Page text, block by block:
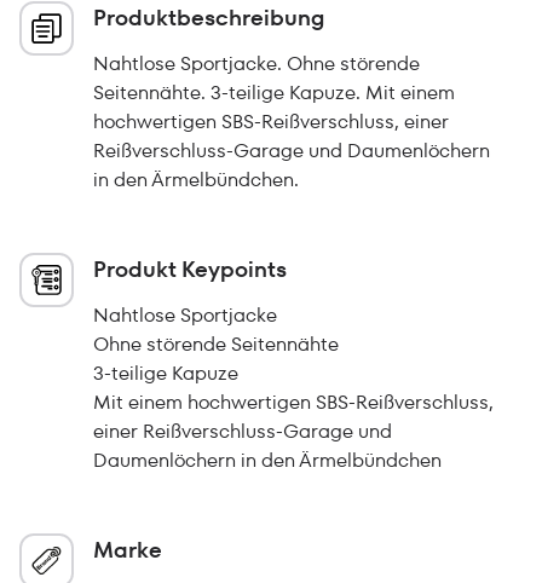
Produktbeschreibung
Nahtlose Sportjacke. Ohne störende
Seitennähte. 3-teilige Kapuze. Mit einem
hochwertigen SBS-Reißverschluss, einer
Reißverschluss-Garage und Daumenlöchern
in den Ärmelbündchen.
Produkt Keypoints
Nahtlose Sportjacke
Ohne störende Seitennähte
3-teilige Kapuze
Mit einem hochwertigen SBS-Reißverschluss,
einer Reißverschluss-Garage und
Daumenlöchern in den Ärmelbündchen
Marke